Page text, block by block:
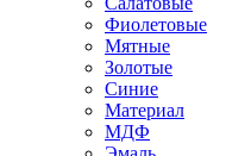
Фиолетовые
Мятные
Золотые
Синие
Материал
МДФ